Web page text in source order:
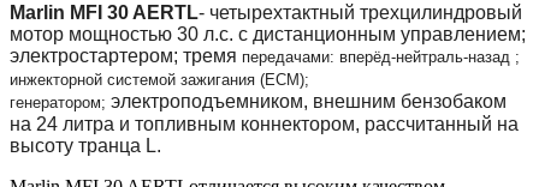
Marlin MFI 30 AERTL- четырехтактный трехцилиндровый
мотор мощностью 30 л.с. с дистанционным управлением;
электростартером; тремя передачами: вперёд-нейтраль-назад ;
инжекторной системой зажигания (ECM);
генератором; электроподъемником, внешним бензобаком
на 24 литра и топливным коннектором, рассчитанный на
высоту транца L.